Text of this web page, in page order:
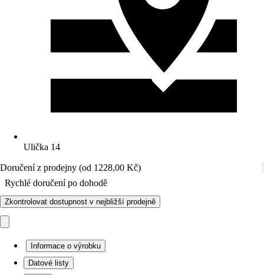
Ulička 14
Doručení z prodejny (od 1228,00 Kč)
Rychlé doručení po dohodě
Zkontrolovat dostupnost v nejbližší prodejně
Informace o výrobku
Datové listy